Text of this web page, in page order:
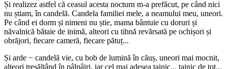
Și realizez astfel că ceasul acesta nocturn m-a prefăcut, pe când nici
nu știam, în candelă. Candela familiei mele, a neamului meu, uneori.
Pe când ei dorm și nimeni nu știe, mama bântuie cu doruri și
năvalnică bătaie de inimă, alteori cu tihnă revărsată pe ochișori și
obrăjori, fiecare cameră, fiecare pătuț...
Și arde − candelă vie, cu bob de lumină în căuș, uneori mai mocnit,
alteori tresăltând în pâlpâiri, iar cel mai adesea tainic... tainic de tot...